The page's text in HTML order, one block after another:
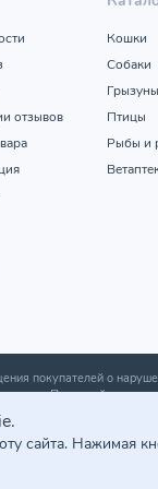
отзывов
Кошки
Собаки
Грызуны
Птицы
Рыбы и
покупателей о
Первомайского р-
| г. Минск, пр-т
25.03.2020 г. |
сайта. Нажимая